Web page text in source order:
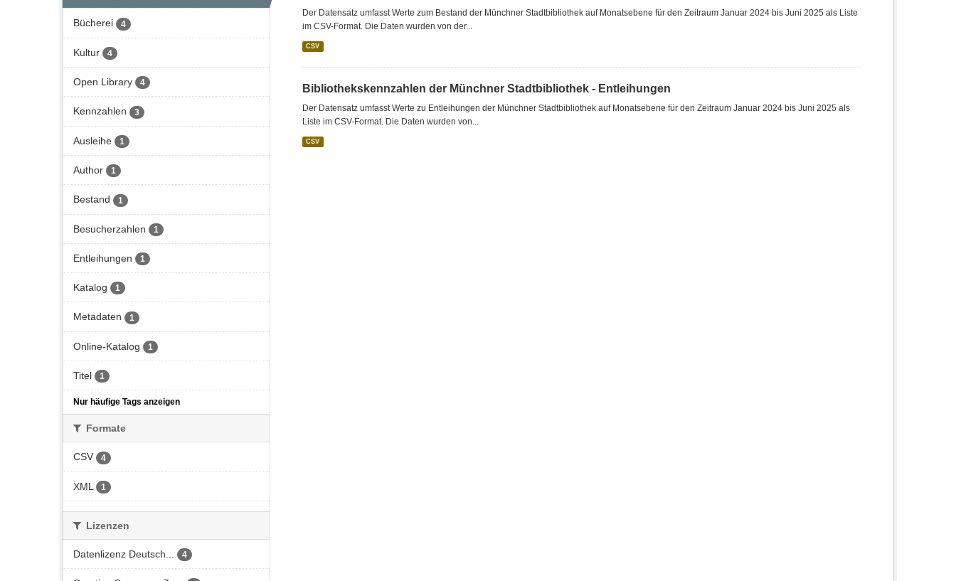
Bücherei 4
Kultur 4
Open Library 4
Kennzahlen 3
Ausleihe 1
Author 1
Bestand 1
Besucherzahlen 1
Entleihungen 1
Katalog 1
Metadaten 1
Online-Katalog 1
Titel 1
Nur häufige Tags anzeigen
Formate
CSV 4
XML 1
Lizenzen
Datenlizenz Deutsch... 4
Der Datensatz umfasst Werte zum Bestand der Münchner Stadtbibliothek auf Monatsebene für den Zeitraum Januar 2024 bis Juni 2025 als Liste
im CSV-Format. Die Daten wurden von der...
CSV
Bibliothekskennzahlen der Münchner Stadtbibliothek - Entleihungen
Der Datensatz umfasst Werte zu Entleihungen der Münchner Stadtbibliothek auf Monatsebene für den Zeitraum Januar 2024 bis Juni 2025 als
Liste im CSV-Format. Die Daten wurden von...
CSV